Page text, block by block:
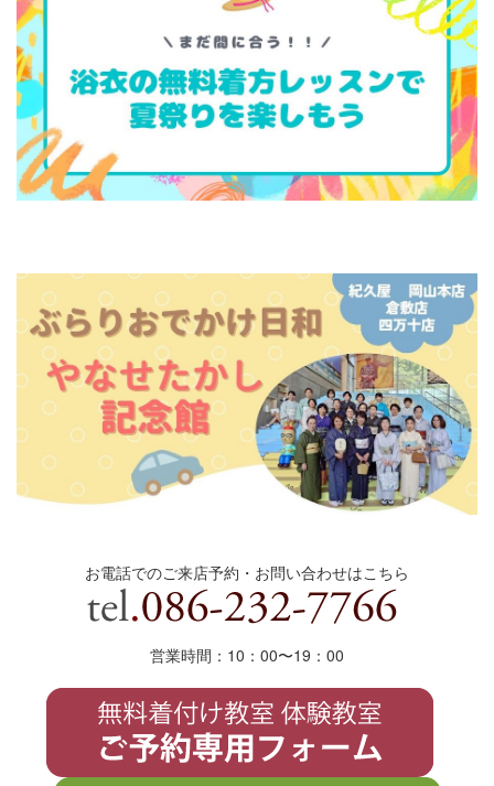
お電話でのご来店予約・お問い合わせはこちら
営業時間：10：00〜19 ： 00